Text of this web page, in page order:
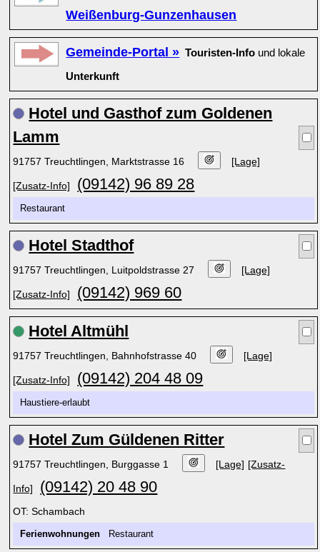
Weißenburg-Gunzenhausen
Gemeinde-Portal » Touristen-Info und lokale
Unterkunft
Hotel und Gasthof zum Goldenen
Lamm
91757 Treuchtlingen, Marktstrasse 16 [Lage]
[Zusatz-Info] (09142) 96 89 28
Restaurant
Hotel Stadthof
91757 Treuchtlingen, Luitpoldstrasse 27 [Lage]
[Zusatz-Info] (09142) 969 60
Hotel Altmühl
91757 Treuchtlingen, Bahnhofstrasse 40 [Lage]
[Zusatz-Info] (09142) 204 48 09
Haustiere-erlaubt
Hotel Zum Güldenen Ritter
91757 Treuchtlingen, Burggasse 1 [Lage] [Zusatz-
Info] (09142) 20 48 90
OT: Schambach
Ferienwohnungen Restaurant